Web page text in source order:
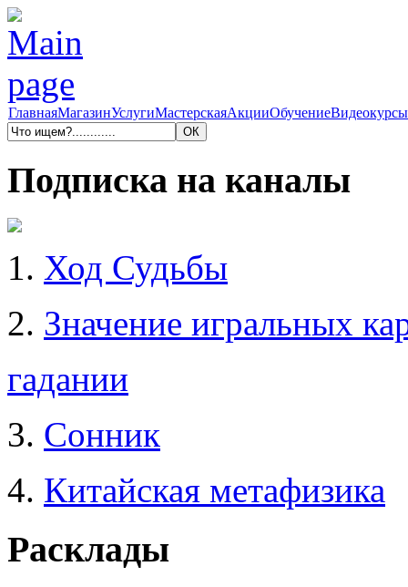
ГлавнаяМагазинУслугиМастерскаяАкцииОбучениеВидеокурсы
Подписка на каналы
1. Ход Судьбы
2. Значение игральных
гадании
3. Сонник
4. Китайская метафизика
Расклады